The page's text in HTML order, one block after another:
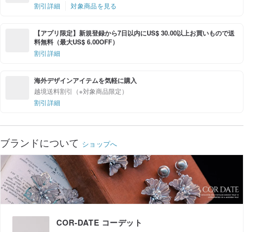
割引詳細
対象商品を見る
【アプリ限定】新規登録から7日以内にUS$ 30.00以上お買いもので送
料無料（最大US$ 6.00OFF）
割引詳細
海外デザインアイテムを気軽に購入
越境送料割引（※対象商品限定）
割引詳細
ブランドについて ショップへ
COR-DATE コーデット